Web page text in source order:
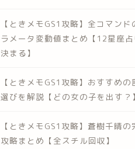
【ときメモGS1攻略】全コマンド
ラメータ変動値まとめ【12星座占
決まる】
【ときメモGS1攻略】おすすめの
選びを解説【どの女の子を出す？】
【ときメモGS1攻略】蒼樹千晴の
攻略まとめ【全スチル回収】